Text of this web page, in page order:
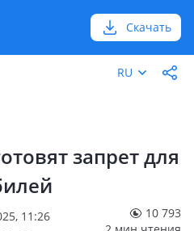
Скачать
RU
запрет для
11:26
10 793